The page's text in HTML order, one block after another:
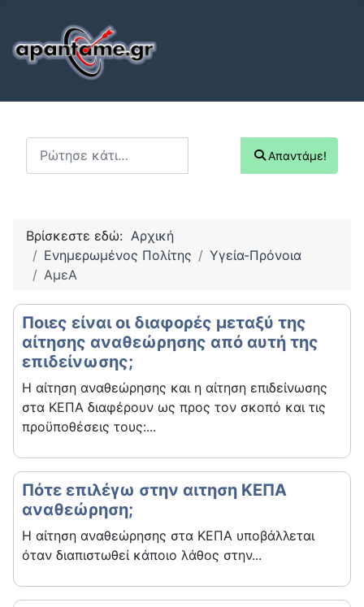
Αναζήτηση...
Απαντάμε!
Βρίσκεστε εδώ: Αρχική
Ενημερωμένος Πολίτης
Υγεία-Πρόνοια
ΑμεΑ
Ποιες είναι οι διαφορές μεταξύ της
αίτησης αναθεώρησης από αυτή της
επιδείνωσης;
Η αίτηση αναθεώρησης και η αίτηση επιδείνωσης
στα ΚΕΠΑ διαφέρουν ως προς τον σκοπό και τις
προϋποθέσεις τους:...
Πότε επιλέγω στην αιτηση ΚΕΠΑ
αναθεώρηση;
Η αίτηση αναθεώρησης στα ΚΕΠΑ υποβάλλεται
όταν διαπιστωθεί κάποιο λάθος στην...